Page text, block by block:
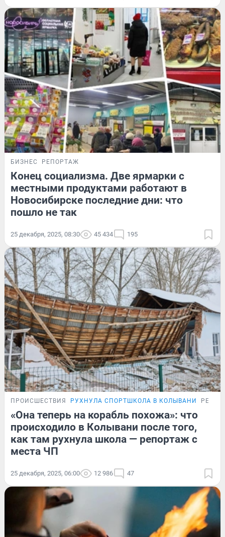
БИЗНЕС РЕПОРТАЖ
Конец социализма. Две ярмарки с
местными продуктами работают в
Новосибирске последние дни: что
пошло не так
25 декабря, 2025, 08:30 45 434 195
ПРОИСШЕСТВИЯ РУХНУЛА СПОРТШКОЛА В КОЛЫВАНИ
«Она теперь на корабль похожа»: что
происходило в Колывани после того,
как там рухнула школа — репортаж с
места ЧП
25 декабря, 2025, 06:00 12 986 47